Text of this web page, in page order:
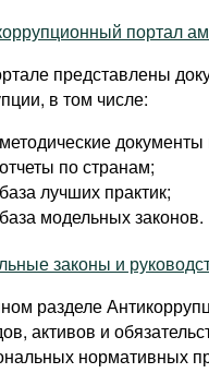
портал
представлены
в том числе:
методические
отчеты по странам;
база лучших практик;
база модельных законов.
законы и
разделе
активов и
нормативных